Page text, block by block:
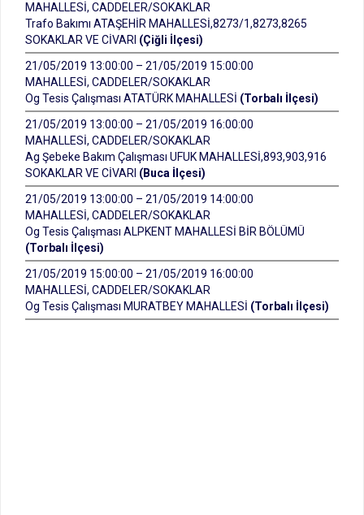
MAHALLESİ, CADDELER/SOKAKLAR
Trafo Bakımı ATAŞEHİR MAHALLESİ,8273/1,8273,8265
SOKAKLAR VE CİVARI (Çiğli İlçesi)
21/05/2019 13:00:00 – 21/05/2019 15:00:00
MAHALLESİ, CADDELER/SOKAKLAR
Og Tesis Çalışması ATATÜRK MAHALLESİ (Torbalı İlçesi)
21/05/2019 13:00:00 – 21/05/2019 16:00:00
MAHALLESİ, CADDELER/SOKAKLAR
Ag Şebeke Bakım Çalışması UFUK MAHALLESİ,893,903,916
SOKAKLAR VE CİVARI (Buca İlçesi)
21/05/2019 13:00:00 – 21/05/2019 14:00:00
MAHALLESİ, CADDELER/SOKAKLAR
Og Tesis Çalışması ALPKENT MAHALLESİ BİR BÖLÜMÜ
(Torbalı İlçesi)
21/05/2019 15:00:00 – 21/05/2019 16:00:00
MAHALLESİ, CADDELER/SOKAKLAR
Og Tesis Çalışması MURATBEY MAHALLESİ (Torbalı İlçesi)